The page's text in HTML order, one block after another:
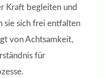
Kraft begleiten und
sie sich frei entfalten
von Achtsamkeit,
für